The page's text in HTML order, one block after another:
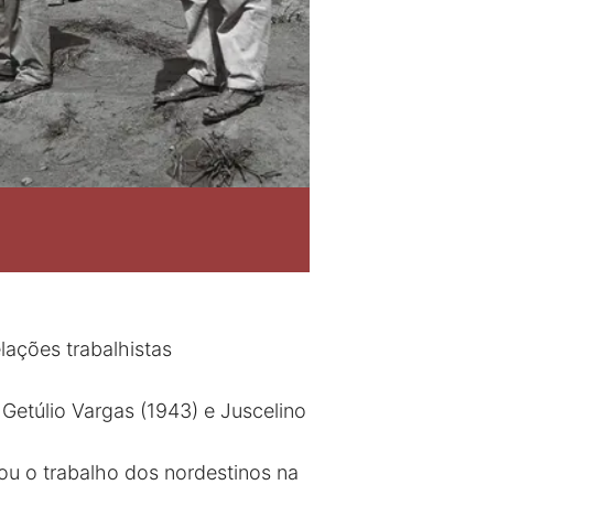
trabalhistas
Vargas (1943) e Juscelino
o trabalho dos nordestinos na